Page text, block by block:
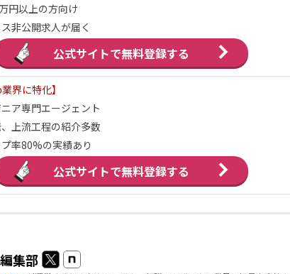
円以上の方向け
非公開求人が届く
公式サイトで無料登録する
界に特化】
ア専門エージェント
、上流工程の紹介多数
プ率80%の実績あり
公式サイトで無料登録する
集部